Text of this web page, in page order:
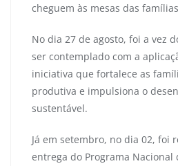
cheguem às mesas das
No dia 27 de agosto, foi a vez
ser contemplado com a
iniciativa que fortalece as
produtiva e impulsiona o
sustentável.
Já em setembro, no dia 02, foi
entrega do Programa Nacional